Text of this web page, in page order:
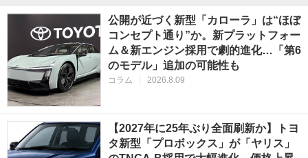
公開が近づく新型「カローラ」は“ほぼ
コンセプト通り”か。新プラットフォー
ム＆新エンジン採用で劇的進化…「第6
のモデル」追加の可能性も
コラム 2026.8.09
【2027年に25年ぶり全面刷新か】トヨ
タ新型「プロボックス」が「ヤリス」